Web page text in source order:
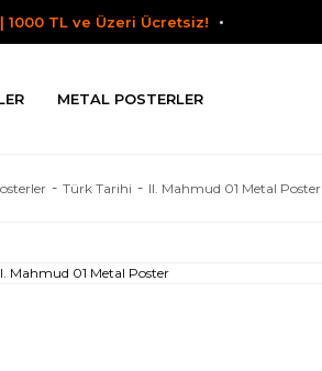
1000 TL ve Üzeri Ücretsiz!
METAL POSTERLER
Türk Tarihi II. Mahmud 01 Metal Poster